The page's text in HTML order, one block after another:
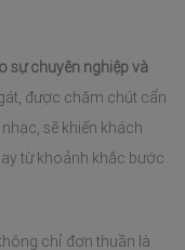
sự chuyên nghiệp và
được chăm chút cẩn
sẽ khiến khách
từ khoảnh khắc bước
chỉ đơn thuần là